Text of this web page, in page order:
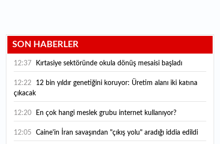
SON HABERLER
12:37 Kırtasiye sektöründe okula dönüş mesaisi başladı
12:22
çıkacak
12:20 En çok hangi meslek grubu internet kullanıyor?
12:05 Caine'in İran savaşından "çıkış yolu" aradığı iddia edildi